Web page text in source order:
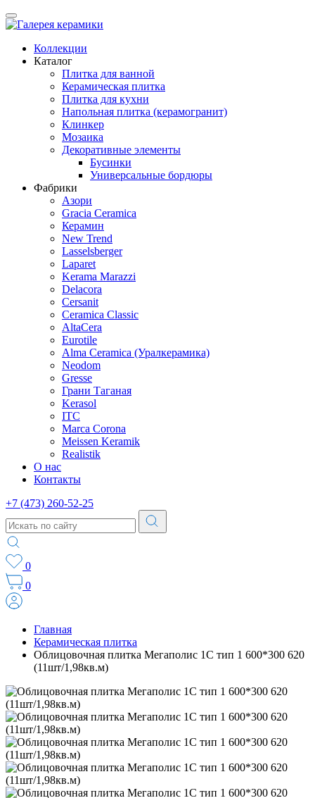
Коллекции
Каталог
Плитка для ванной
Керамическая плитка
Плитка для кухни
Напольная плитка (керамогранит)
Клинкер
Мозаика
Декоративные элементы
Бусинки
Универсальные бордюры
Фабрики
Азори
Gracia Ceramica
Керамин
New Trend
Lasselsberger
Laparet
Kerama Marazzi
Delacora
Cersanit
Ceramica Classic
AltaCera
Eurotile
Alma Ceramica (Уралкерамика)
Neodom
Gresse
Грани Таганая
Kerasol
ITC
Marca Corona
Meissen Keramik
Realistik
О нас
Контакты
+7 (473) 260-52-25
0
0
Главная
Керамическая плитка
Облицовочная плитка Мегаполис 1С тип 1 600*300 620
(11шт/1,98кв.м)